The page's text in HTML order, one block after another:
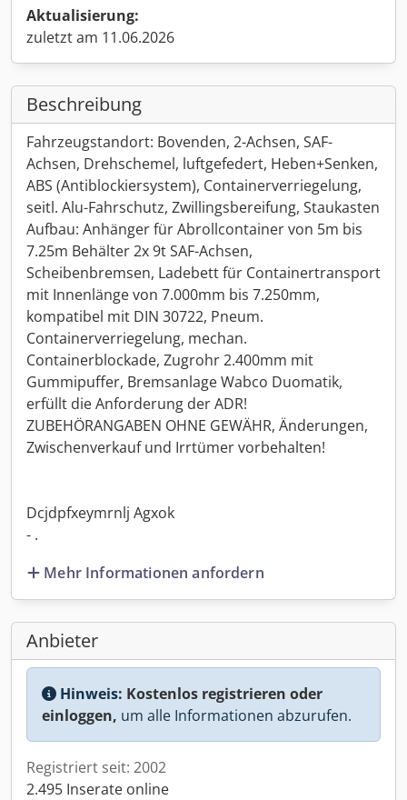
Aktualisierung:
zuletzt am 11.06.2026
Beschreibung
Fahrzeugstandort: Bovenden, 2-Achsen, SAF-
Achsen, Drehschemel, luftgefedert, Heben+Senken,
ABS (Antiblockiersystem), Containerverriegelung,
seitl. Alu-Fahrschutz, Zwillingsbereifung, Staukasten
Aufbau: Anhänger für Abrollcontainer von 5m bis
7.25m Behälter 2x 9t SAF-Achsen,
Scheibenbremsen, Ladebett für Containertransport
mit Innenlänge von 7.000mm bis 7.250mm,
kompatibel mit DIN 30722, Pneum.
Containerverriegelung, mechan.
Containerblockade, Zugrohr 2.400mm mit
Gummipuffer, Bremsanlage Wabco Duomatik,
erfüllt die Anforderung der ADR!
ZUBEHÖRANGABEN OHNE GEWÄHR, Änderungen,
Zwischenverkauf und Irrtümer vorbehalten!
Dcjdpfxeymrnlj Agxok
- .
Mehr Informationen anfordern
Anbieter
Hinweis: Kostenlos registrieren oder
einloggen, um alle Informationen abzurufen.
Registriert seit: 2002
2.495 Inserate online